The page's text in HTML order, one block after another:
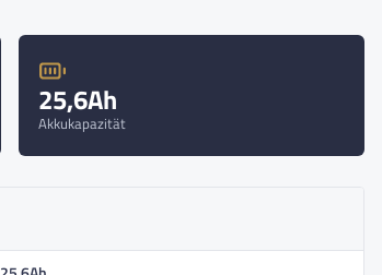
25,6Ah
Akkukapazität